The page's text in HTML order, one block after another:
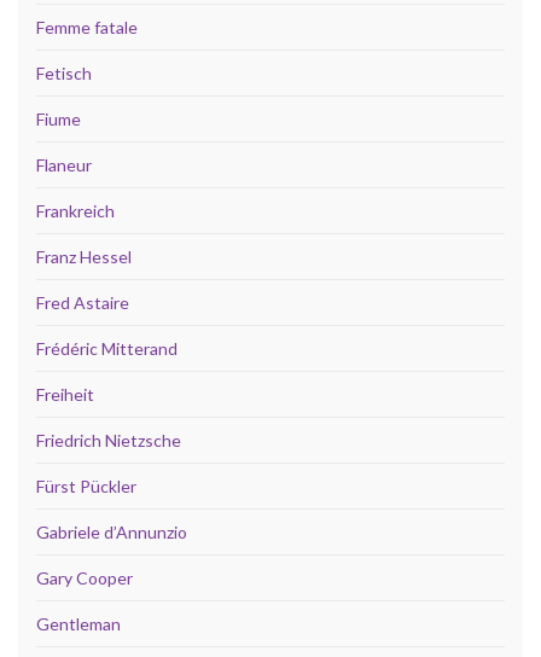
Femme fatale
Fetisch
Fiume
Flaneur
Frankreich
Franz Hessel
Fred Astaire
Frédéric Mitterand
Freiheit
Friedrich Nietzsche
Fürst Pückler
Gabriele d’Annunzio
Gary Cooper
Gentleman